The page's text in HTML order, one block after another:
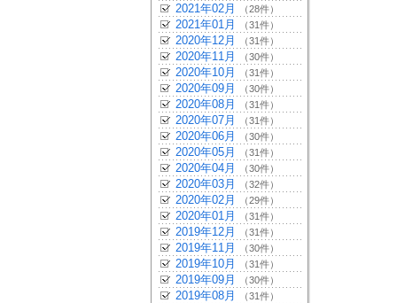
2021年02月 （28件）
2021年01月 （31件）
2020年12月 （31件）
2020年11月 （30件）
2020年10月 （31件）
2020年09月 （30件）
2020年08月 （31件）
2020年07月 （31件）
2020年06月 （30件）
2020年05月 （31件）
2020年04月 （30件）
2020年03月 （32件）
2020年02月 （29件）
2020年01月 （31件）
2019年12月 （31件）
2019年11月 （30件）
2019年10月 （31件）
2019年09月 （30件）
2019年08月 （31件）